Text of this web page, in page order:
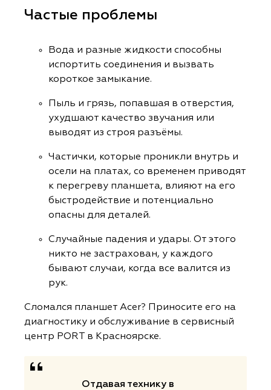
Частые проблемы
Вода и разные жидкости способны
испортить соединения и вызвать
короткое замыкание.
Пыль и грязь, попавшая в отверстия,
ухудшают качество звучания или
выводят из строя разъёмы.
Частички, которые проникли внутрь и
осели на платах, со временем приводят
к перегреву планшета, влияют на его
быстродействие и потенциально
опасны для деталей.
Случайные падения и удары. От этого
никто не застрахован, у каждого
бывают случаи, когда все валится из
рук.
Сломался планшет Acer? Приносите его на
диагностику и обслуживание в сервисный
центр PORT в Красноярске.
Отдавая технику в